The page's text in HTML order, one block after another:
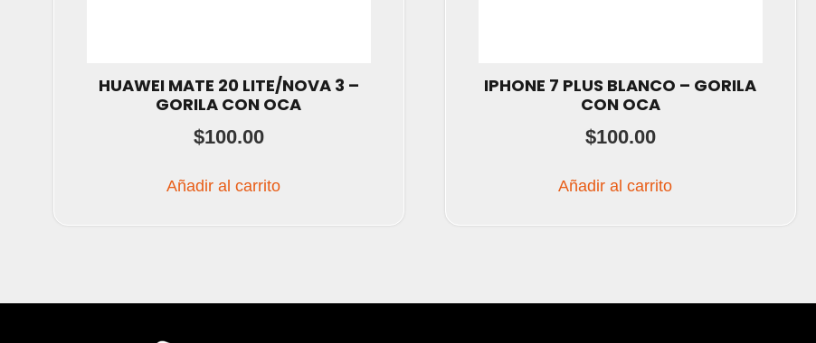
HUAWEI MATE 20 LITE/NOVA 3 –
GORILA CON OCA
$100.00
Añadir al carrito
IPHONE 7 PLUS BLANCO – GORILA
CON OCA
$100.00
Añadir al carrito